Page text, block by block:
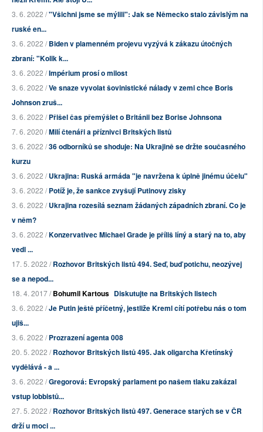
3. 6. 2022 /"Všichni jsme se mýlili": Jak se Německo stalo závislým na
ruské en...
3. 6. 2022 /Biden v plamenném projevu vyzývá k zákazu útočných
zbraní: "Kolik k...
3. 6. 2022 /Impérium prosí o milost
3. 6. 2022 /Ve snaze vyvolat šovinistické nálady v zemi chce Boris
Johnson zruš...
3. 6. 2022 /Přišel čas přemýšlet o Británii bez Borise Johnsona
7. 6. 2020 /Milí čtenáři a příznivci Britských listů
3. 6. 2022 /36 odborníků se shoduje: Na Ukrajině se držte současného
kurzu
3. 6. 2022 /Ukrajina: Ruská armáda "je navržena k úplně jinému účelu"
3. 6. 2022 /Potíž je, že sankce zvyšují Putinovy zisky
3. 6. 2022 /Ukrajina rozesílá seznam žádaných západních zbraní. Co je
v něm?
3. 6. 2022 /Konzervativec Michael Grade je příliš líný a starý na to, aby
vedl ...
17. 5. 2022 /Rozhovor Britských listů 494. Seď, buď potichu, neozývej
se a nepod...
18. 4. 2017 /Bohumil Kartous Diskutujte na Britských listech
3. 6. 2022 /Je Putin ještě příčetný, jestliže Kreml cítí potřebu nás o tom
ujiš...
3. 6. 2022 /Prozrazení agenta 008
20. 5. 2022 /Rozhovor Britských listů 495. Jak oligarcha Křetínský
vydělává - a ...
3. 6. 2022 /Gregorová: Evropský parlament po našem tlaku zakázal
vstup lobbistů...
27. 5. 2022 /Rozhovor Britských listů 497. Generace starých se v ČR
drží u moci ...